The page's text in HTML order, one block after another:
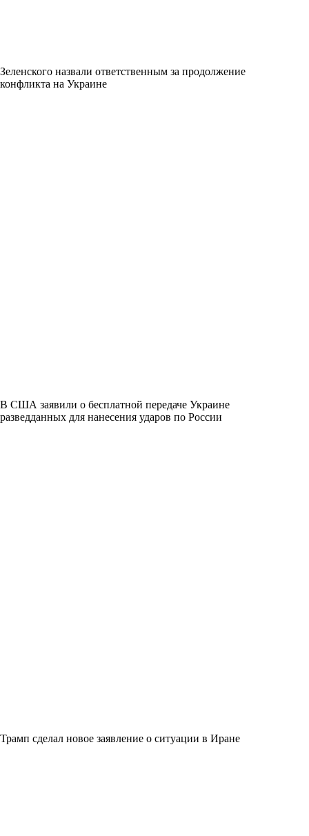
Зеленского назвали ответственным за продолжение
конфликта на Украине
В США заявили о бесплатной передаче Украине
разведданных для нанесения ударов по России
Трамп сделал новое заявление о ситуации в Иране